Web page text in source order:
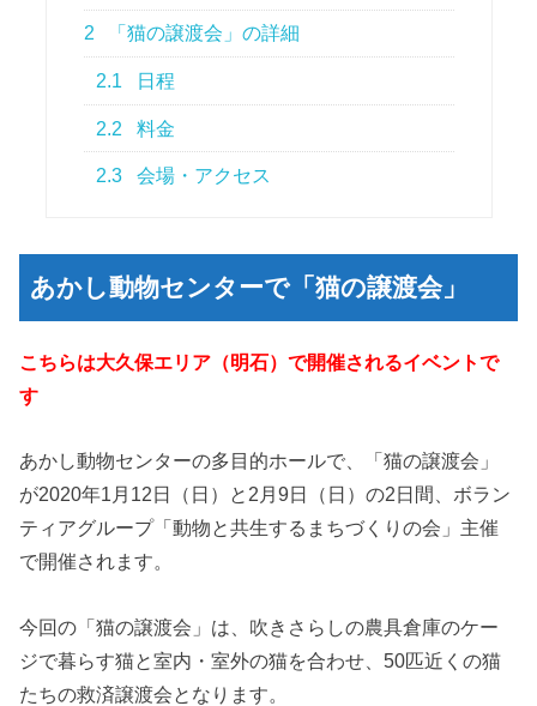
2 「猫の譲渡会」の詳細
2.1 日程
2.2 料金
2.3 会場・アクセス
あかし動物センターで「猫の譲渡会」
こちらは大久保エリア（明石）で開催されるイベントで
す
あかし動物センターの多目的ホールで、「猫の譲渡会」
が2020年1月12日（日）と2月9日（日）の2日間、ボラン
ティアグループ「動物と共生するまちづくりの会」主催
で開催されます。
今回の「猫の譲渡会」は、吹きさらしの農具倉庫のケー
ジで暮らす猫と室内・室外の猫を合わせ、50匹近くの猫
たちの救済譲渡会となります。